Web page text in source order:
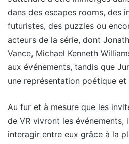
dans des escapes rooms, des
futuristes, des puzzles ou
acteurs de la série, dont
Vance, Michael Kenneth
aux événements, tandis que
une représentation poétique et
Au fur et à mesure que les
de VR vivront les événements,
interagir entre eux grâce à la